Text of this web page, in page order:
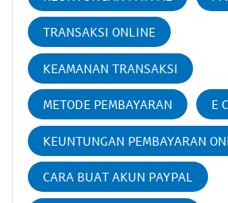
TRANSAKSI ONLINE
KEAMANAN TRANSAKSI
METODE PEMBAYARAN E
KEUNTUNGAN PEMBAYARAN
CARA BUAT AKUN PAYPAL